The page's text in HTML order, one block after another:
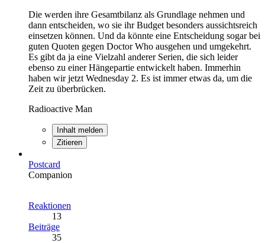
Die werden ihre Gesamtbilanz als Grundlage nehmen und
dann entscheiden, wo sie ihr Budget besonders aussichtsreich
einsetzen können. Und da könnte eine Entscheidung sogar bei
guten Quoten gegen Doctor Who ausgehen und umgekehrt.
Es gibt da ja eine Vielzahl anderer Serien, die sich leider
ebenso zu einer Hängepartie entwickelt haben. Immerhin
haben wir jetzt Wednesday 2. Es ist immer etwas da, um die
Zeit zu überbrücken.
Radioactive Man
Inhalt melden
Zitieren
Postcard
Companion
Reaktionen
13
Beiträge
35